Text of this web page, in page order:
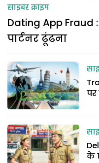
साइबर क्राइम
Dating App Fraud
पार्टनर ढूंढना
पर
के